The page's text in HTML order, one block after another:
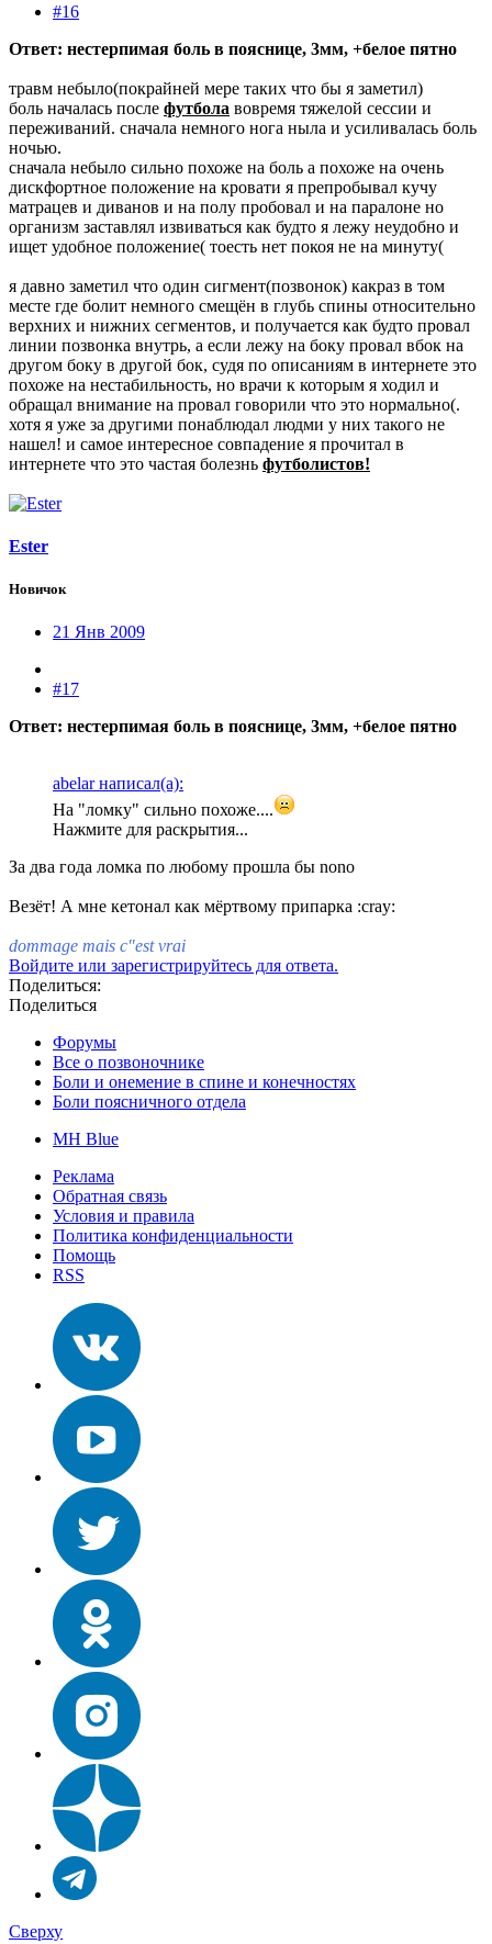
#16
Ответ: нестерпимая боль в пояснице, 3мм, +белое пятно
травм небыло(покрайней мере таких что бы я заметил)
боль началась после футбола вовремя тяжелой сессии и
переживаний. сначала немного нога ныла и усиливалась боль
ночью.
сначала небыло сильно похоже на боль а похоже на очень
дискфортное положение на кровати я препробывал кучу
матрацев и диванов и на полу пробовал и на паралоне но
организм заставлял извиваться как будто я лежу неудобно и
ищет удобное положение( тоесть нет покоя не на минуту(
я давно заметил что один сигмент(позвонок) какраз в том
месте где болит немного смещён в глубь спины относительно
верхних и нижних сегментов, и получается как будто провал
линии позвонка внутрь, а если лежу на боку провал вбок на
другом боку в другой бок, судя по описаниям в интернете это
похоже на нестабильность, но врачи к которым я ходил и
обращал внимание на провал говорили что это нормально(.
хотя я уже за другими понаблюдал людми у них такого не
нашел! и самое интересное совпадение я прочитал в
интернете что это частая болезнь футболистов!
Ester
Новичок
21 Янв 2009
#17
Ответ: нестерпимая боль в пояснице, 3мм, +белое пятно
abelar написал(а):
На "ломку" сильно похоже....
Нажмите для раскрытия...
За два года ломка по любому прошла бы nono
Везёт! А мне кетонал как мёртвому припарка :cray:
dommage mais c"est vrai
Войдите или зарегистрируйтесь для ответа.
Поделиться:
Поделиться
Форумы
Все о позвоночнике
Боли и онемение в спине и конечностях
Боли поясничного отдела
MH Blue
Реклама
Обратная связь
Условия и правила
Политика конфиденциальности
Помощь
RSS
Сверху